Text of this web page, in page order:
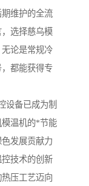
维护的全流
选择慈乌模
论是常规冷
都能获得专
设备已成为制
温机的*节能
发展贡献力
技术的创新
压工艺迈向